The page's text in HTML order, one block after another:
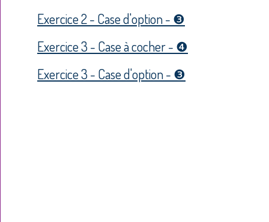
Exercice 2 - Case d'option - ❸
Exercice 3 - Case à cocher - ❹
Exercice 3 - Case d'option - ❸